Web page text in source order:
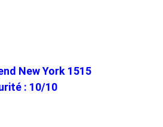
New York 1515
: 10/10